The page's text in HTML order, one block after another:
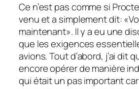
Ce n’est pas comme si
venu et a simplement dit:
maintenant». Il y a eu une
que les exigences
avions. Tout d’abord, j’ai dit
encore opérer de manière
qui était un pas important car